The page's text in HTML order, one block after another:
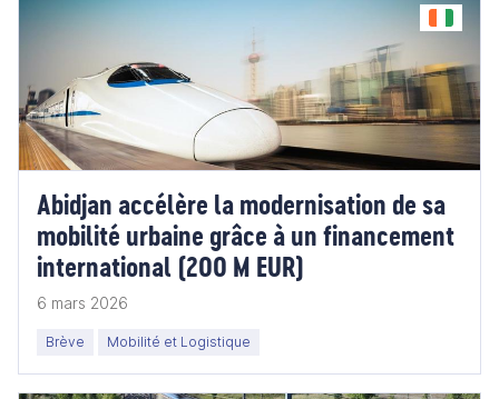
Abidjan accélère la modernisation de sa
mobilité urbaine grâce à un financement
international (200 M EUR)
6 mars 2026
Brève Mobilité et Logistique